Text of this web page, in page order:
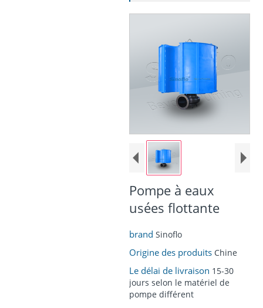
Pompe à eaux
usées flottante
brand Sinoflo
Origine des produits Chine
Le délai de livraison 15-30
jours selon le matériel de
pompe différent